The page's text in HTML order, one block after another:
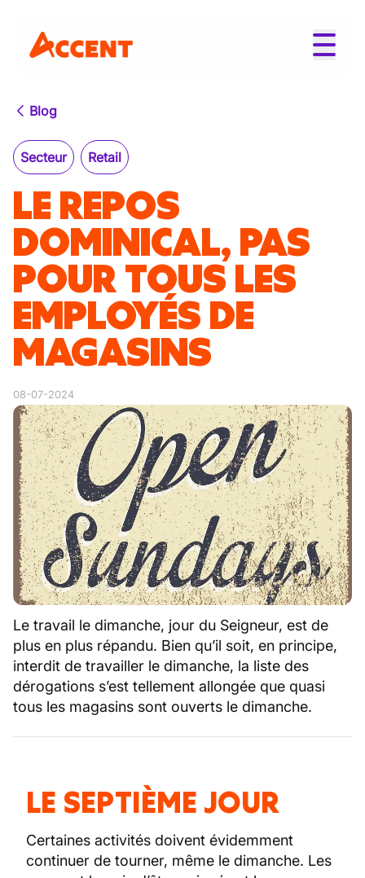
Blog
Secteur Retail
LE REPOS
DOMINICAL, PAS
POUR TOUS LES
EMPLOYÉS DE
MAGASINS
08-07-2024
Le travail le dimanche, jour du Seigneur, est de
plus en plus répandu. Bien qu’il soit, en principe,
interdit de travailler le dimanche, la liste des
dérogations s’est tellement allongée que quasi
tous les magasins sont ouverts le dimanche.
LE SEPTIÈME JOUR
Certaines activités doivent évidemment
continuer de tourner, même le dimanche. Les